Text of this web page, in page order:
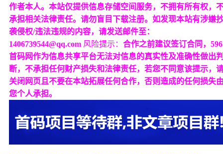
作者本人。本站仅提供信息存储空间服务，不拥有所有权，
承担相关法律责任。请勿盲目下载注册。如发现本站有涉嫌
袭侵权/违法违规的内容，请发送邮件至：
1406739544@qq.com 风险提示： 合作之前建议签订合同，596
首码网作为信息共享平台无法对信息的真实性及准确性做出
断，不承担任何财产损失和法律责任，若您不同意该提示，
关闭网页且不要在本站拓展任何合作，否则造成的任何损失
您个人承担。